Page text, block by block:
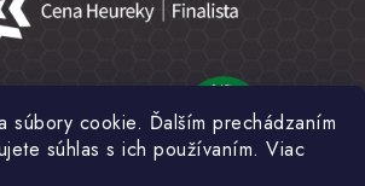
súbory cookie. Ďalším prechádzaním
súhlas s ich používaním. Viac